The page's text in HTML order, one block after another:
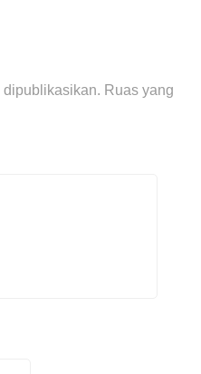
dipublikasikan. Ruas yang